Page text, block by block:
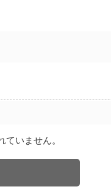
ていません。